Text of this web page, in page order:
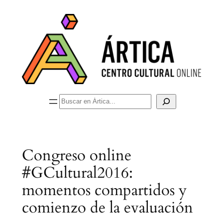
Buscar
Congreso online
#GCultural2016:
momentos compartidos y
comienzo de la evaluación